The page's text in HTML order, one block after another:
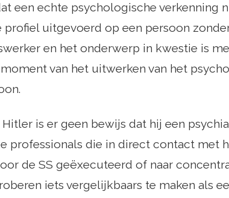
een echte psychologische verkenning
profiel uitgevoerd op een persoon
en het onderwerp in kwestie is
van het uitwerken van het
Hitler is er geen bewijs dat hij een
professionals die in direct contact met
de SS geëxecuteerd of naar
iets vergelijkbaars te maken als